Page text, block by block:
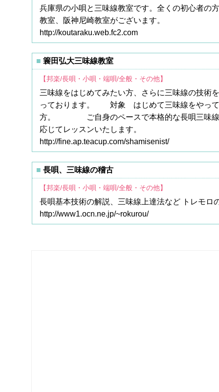
兵庫県の小唄と三味線教室です。全くの初心者の
教室、阪神尼崎教室がございます。
http://koutaraku.web.fc2.com
簑田弘大三味線教室
【邦楽/長唄・小唄・端唄/全般・その他】
三味線をはじめてみたい方、さらに三味線の技術
っております。 対象 はじめて三味線をや
方。 ご自身のペースで本格的な長唄三味線
応じてレッスンいたします。
http://fine.ap.teacup.com/shamisenist/
長唄、三味線の稽古
【邦楽/長唄・小唄・端唄/全般・その他】
長唄基本技術の解説、三味線上達法など トレモロ
http://www1.ocn.ne.jp/~rokurou/